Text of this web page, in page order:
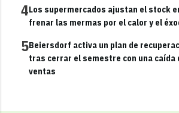
4Los supermercados ajustan el stock
frenar las mermas por el calor y el
5Beiersdorf activa un plan de
tras cerrar el semestre con una caída
ventas